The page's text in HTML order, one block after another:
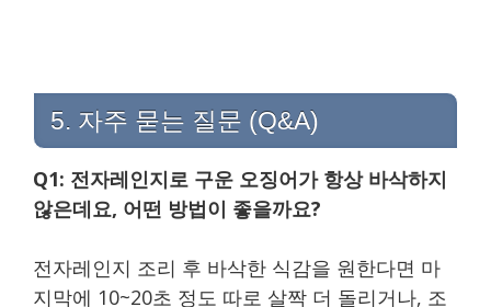
5. 자주 묻는 질문 (Q&A)
Q1: 전자레인지로 구운 오징어가 항상 바삭하지
않은데요, 어떤 방법이 좋을까요?
전자레인지 조리 후 바삭한 식감을 원한다면 마
지막에 10~20초 정도 따로 살짝 더 돌리거나, 조